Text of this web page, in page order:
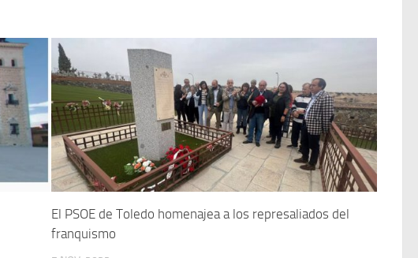
El PSOE de Toledo homenajea a los represaliados del
franquismo